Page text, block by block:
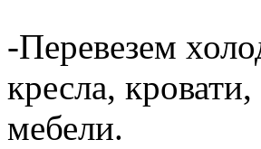
-Перевезем
кресла,
мебели.